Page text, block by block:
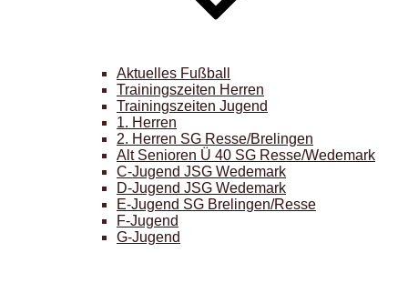
Aktuelles Fußball
Trainingszeiten Herren
Trainingszeiten Jugend
1. Herren
2. Herren SG Resse/Brelingen
Alt Senioren Ü 40 SG Resse/Wedemark
C-Jugend JSG Wedemark
D-Jugend JSG Wedemark
E-Jugend SG Brelingen/Resse
F-Jugend
G-Jugend